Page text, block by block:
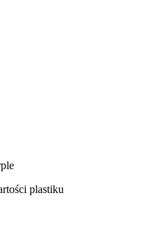
plastiku